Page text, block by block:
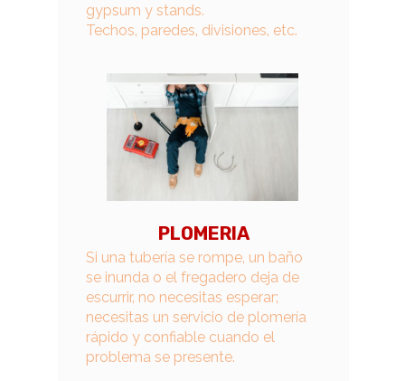
PLOMERIA
gypsum y stands.
Techos, paredes, divisiones, etc.
Si una tubería se rompe, un baño
se inunda o el fregadero deja de
escurrir, no necesitas esperar;
necesitas un servicio de plomería
rápido y confiable cuando el
problema se presente.